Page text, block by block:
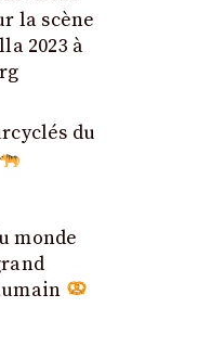
la scène
2023 à
du
monde